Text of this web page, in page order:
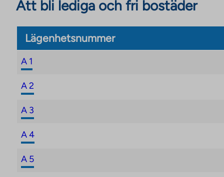
Att bli lediga och fri bostäder
Lägenhetsnummer
A 1
A 2
A 3
A 4
A 5